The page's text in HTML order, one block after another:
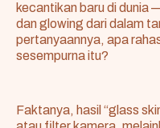
kecantikan baru di dunia
dan glowing dari dalam
pertanyaannya, apa
sesempurna itu?
Faktanya, hasil “glass